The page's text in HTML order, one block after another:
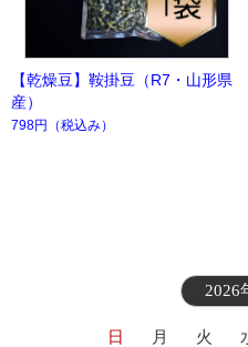
【乾燥豆】鞍掛豆（R7・山形県
産）
798円 （税込み）
2026
日 月 火